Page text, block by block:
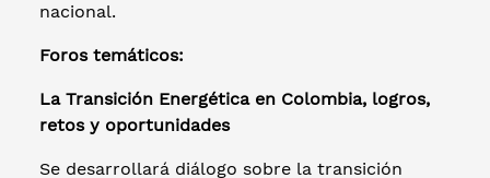
nacional.
Foros temáticos:
La Transición Energética en Colombia, logros,
retos y oportunidades
Se desarrollará diálogo sobre la transición